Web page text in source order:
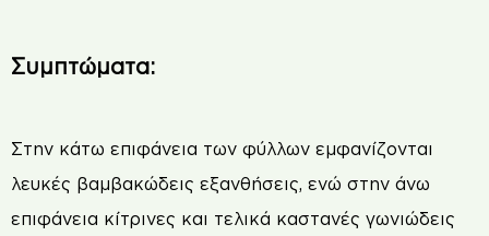
Συµπτώµατα:
Στην κάτω επιφάνεια των φύλλων εµφανίζονται
λευκές βαµβακώδεις εξανθήσεις, ενώ στην άνω
επιφάνεια κίτρινες και τελικά καστανές γωνιώδεις